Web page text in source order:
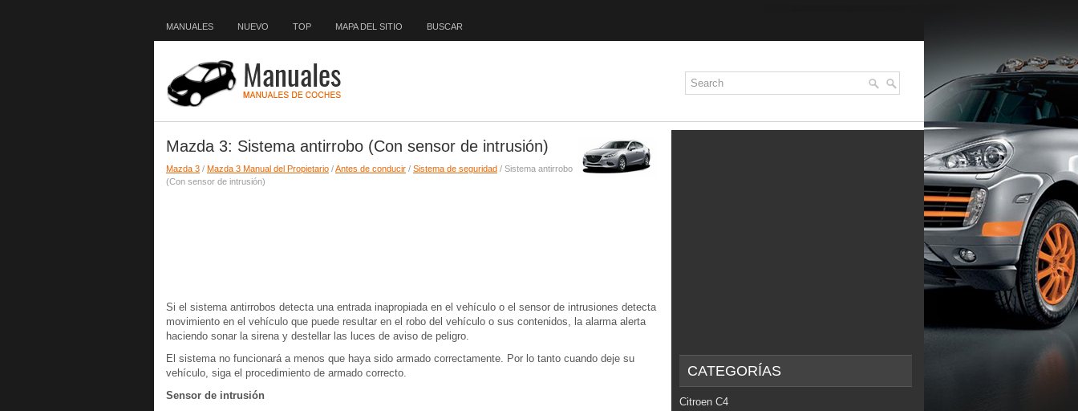
MANUALES NUEVO TOP MAPA DEL SITIO BUSCAR
Mazda 3: Sistema antirrobo (Con sensor de intrusión)
Mazda 3 / Mazda 3 Manual del Propietario /Antes de conducir / Sistema de seguridad / Sistema antirrobo
(Con sensor de intrusión)
Si el sistema antirrobos detecta una entrada inapropiada en el vehículo o el sensor de intrusiones detecta
movimiento en el vehículo que puede resultar en el robo del vehículo o sus contenidos, la alarma alerta
haciendo sonar la sirena y destellar las luces de aviso de peligro.
El sistema no funcionará a menos que haya sido armado correctamente. Por lo tanto cuando deje su
vehículo, siga el procedimiento de armado correcto.
Sensor de intrusión
CATEGORÍAS
Citroen C4